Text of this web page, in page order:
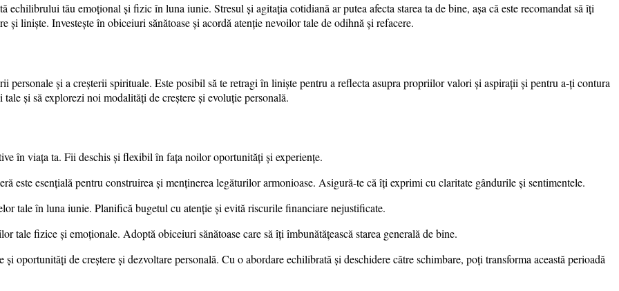
echilibrului tău emoțional și fizic în luna iunie. Stresul și agitația cotidiană ar putea afecta starea ta de bine, așa că este recomandat să îți
liniște. Investește în obiceiuri sănătoase și acordă atenție nevoilor tale de odihnă și refacere.
personale și a creșterii spirituale. Este posibil să te retragi în liniște pentru a reflecta asupra propriilor valori și aspirații și pentru a-ți contura
și să explorezi noi modalități de creștere și evoluție personală.
în viața ta. Fii deschis și flexibil în fața noilor oportunități și experiențe.
este esențială pentru construirea și menținerea legăturilor armonioase. Asigură-te că îți exprimi cu claritate gândurile și sentimentele.
tale în luna iunie. Planifică bugetul cu atenție și evită riscurile financiare nejustificate.
tale fizice și emoționale. Adoptă obiceiuri sănătoase care să îți îmbunătățească starea generală de bine.
oportunități de creștere și dezvoltare personală. Cu o abordare echilibrată și deschidere către schimbare, poți transforma această perioadă